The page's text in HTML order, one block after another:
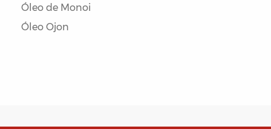
Óleo de Monoi
Óleo Ojon